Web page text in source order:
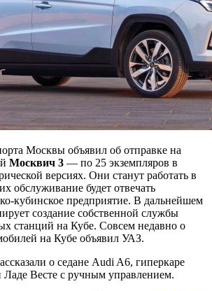
Москвы объявил об отправке на
Москвич 3 — по 25 экземпляров в
версиях. Они станут работать в
обслуживание будет отвечать
кубинское предприятие. В дальнейшем
создание собственной службы
станций на Кубе. Совсем недавно о
на Кубе объявил УАЗ.
о седане Audi A6, гиперкаре
Весте с ручным управлением.